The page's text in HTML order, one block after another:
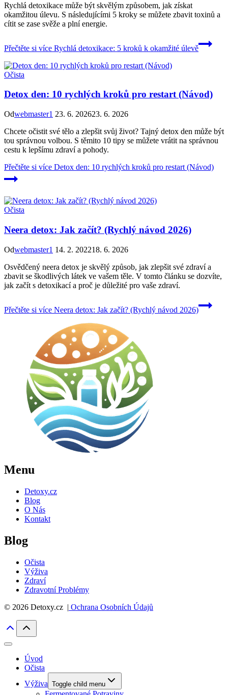
Rychlá detoxikace může být skvělým způsobem, jak získat
okamžitou úlevu. S následujícími 5 kroky se můžete zbavit toxinů a
cítit se zase svěže a plní energie.
Přečtěte si více Rychlá detoxikace: 5 kroků k okamžité úlevě
Očista
Detox den: 10 rychlých kroků pro restart (Návod)
Odwebmaster1 23. 6. 202623. 6. 2026
Chcete očistit své tělo a zlepšit svůj život? Tajný detox den může být
tou správnou volbou. S těmito 10 tipy se můžete vrátit na správnou
cestu k lepšímu zdraví a pohody.
Přečtěte si více Detox den: 10 rychlých kroků pro restart (Návod)
Očista
Neera detox: Jak začít? (Rychlý návod 2026)
Odwebmaster1 14. 2. 202218. 6. 2026
Osvědčený neera detox je skvělý způsob, jak zlepšit své zdraví a
zbavit se škodlivých látek ve vašem těle. V tomto článku se dozvíte,
jak začít s detoxikací a proč je důležité pro vaše zdraví.
Přečtěte si více Neera detox: Jak začít? (Rychlý návod 2026)
Menu
Detoxy.cz
Blog
O Nás
Kontakt
Blog
Očista
Výživa
Zdraví
Zdravotní Problémy
© 2026 Detoxy.cz | Ochrana Osobních Údajů
Úvod
Očista
Výživa Toggle child menu